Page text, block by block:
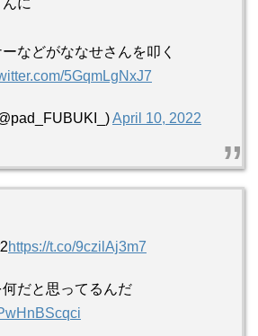
に
などがななせさんを叩く
5GqmLgNxJ7
April 10, 2022
https://t.co/9czilAj3m7
だと思ってるんだ